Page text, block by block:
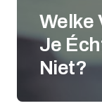
Welke
Je
Niet?